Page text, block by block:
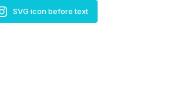
SVG icon before text